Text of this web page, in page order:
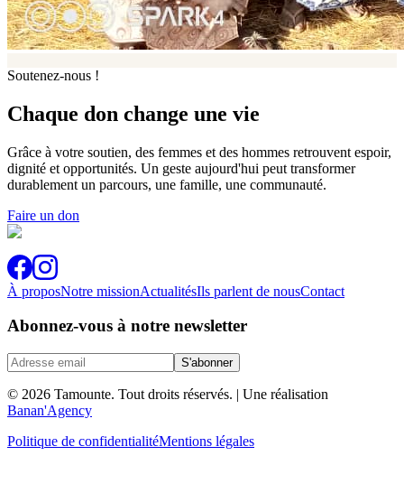
Soutenez-nous !
Chaque don change une vie
Grâce à votre soutien, des femmes et des hommes retrouvent espoir,
dignité et opportunités. Un geste aujourd'hui peut transformer
durablement un parcours, une famille, une communauté.
Faire un don
À proposNotre missionActualitésIls parlent de nousContact
Abonnez-vous à notre newsletter
S'abonner
© 2026 Tamounte. Tout droits réservés. | Une réalisation
Banan'Agency
Politique de confidentialitéMentions légales